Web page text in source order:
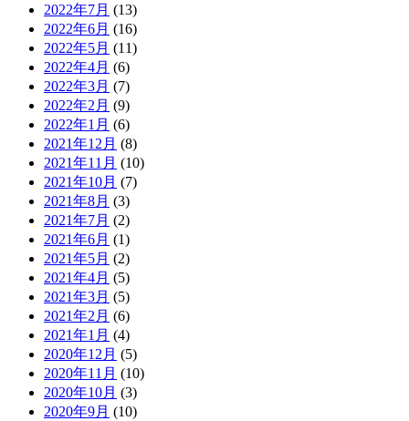
2022年7月 (13)
2022年6月 (16)
2022年5月 (11)
2022年4月 (6)
2022年3月 (7)
2022年2月 (9)
2022年1月 (6)
2021年12月 (8)
2021年11月 (10)
2021年10月 (7)
2021年8月 (3)
2021年7月 (2)
2021年6月 (1)
2021年5月 (2)
2021年4月 (5)
2021年3月 (5)
2021年2月 (6)
2021年1月 (4)
2020年12月 (5)
2020年11月 (10)
2020年10月 (3)
2020年9月 (10)